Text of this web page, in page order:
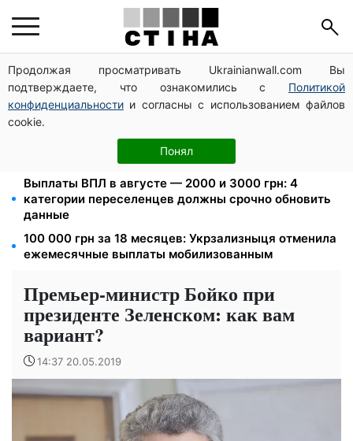
Продолжая просматривать Ukrainianwall.com Вы
подтверждаете, что ознакомились с Политикой
конфиденциальности и согласны с использованием файлов
cookie.
Понял
Федоров уволен и без бронирования: Камельчук
предлагает экс-министру мобилизацию на общих
условиях
Новый знак на центральной улице: водителям
грузовиков запретили остановку — штраф до 680
Выплаты ВПЛ в августе — 2000 и 3000 грн: 4
категории переселенцев должны срочно обновить
данные
100 000 грн за 18 месяцев: Укрзализныця отменила
ежемесячные выплаты мобилизованным
Премьер-министр Бойко при
президенте Зеленском: как вам
вариант?
14:37 20.05.2019